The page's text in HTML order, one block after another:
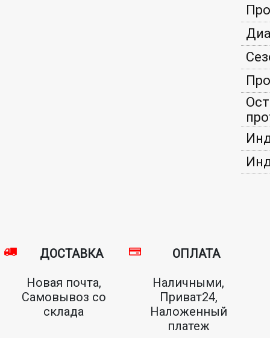
ДОСТАВКА
Новая почта,
Самовывоз со
склада
ОПЛАТА
Наличными,
Приват24,
Наложенный
платеж